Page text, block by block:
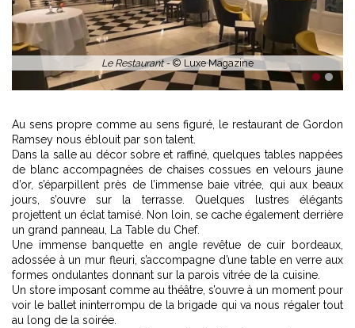
Le Restaurant -© Luxe Magazine
1 2
Au sens propre comme au sens figuré, le restaurant de Gordon
Ramsey nous éblouit par son talent.
Dans la salle au décor sobre et raffiné, quelques tables nappées
de blanc accompagnées de chaises cossues en velours jaune
d’or, s’éparpillent près de l’immense baie vitrée, qui aux beaux
jours, s’ouvre sur la terrasse. Quelques lustres élégants
projettent un éclat tamisé. Non loin, se cache également derrière
un grand panneau, La Table du Chef.
Une immense banquette en angle revêtue de cuir bordeaux,
adossée à un mur fleuri, s’accompagne d’une table en verre aux
formes ondulantes donnant sur la parois vitrée de la cuisine.
Un store imposant comme au théâtre, s’ouvre à un moment pour
voir le ballet ininterrompu de la brigade qui va nous régaler tout
au long de la soirée.